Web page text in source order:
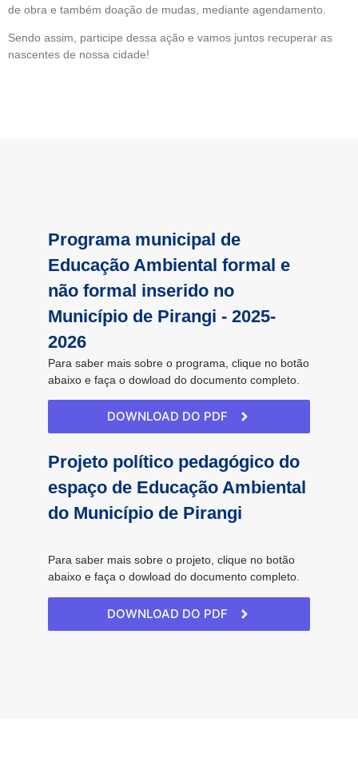
de obra e também doação de mudas, mediante agendamento.
Sendo assim, participe dessa ação e vamos juntos recuperar as
nascentes de nossa cidade!
Programa municipal de
Educação Ambiental formal e
não formal inserido no
Município de Pirangi - 2025-
2026
Para saber mais sobre o programa, clique no botão
abaixo e faça o dowload do documento completo.
DOWNLOAD DO PDF
Projeto político pedagógico do
espaço de Educação Ambiental
do Município de Pirangi
Para saber mais sobre o projeto, clique no botão
abaixo e faça o dowload do documento completo.
DOWNLOAD DO PDF